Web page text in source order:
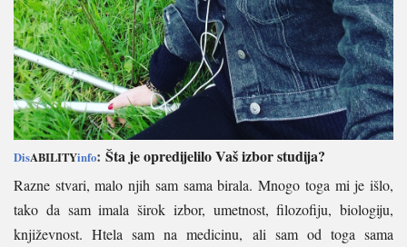
DisABILITYinfo: Šta je opredijelilo Vaš izbor studija?
Razne stvari, malo njih sam sama birala. Mnogo toga mi je išlo,
tako da sam imala širok izbor, umetnost, filozofiju, biologiju,
književnost. Htela sam na medicinu, ali sam od toga sama